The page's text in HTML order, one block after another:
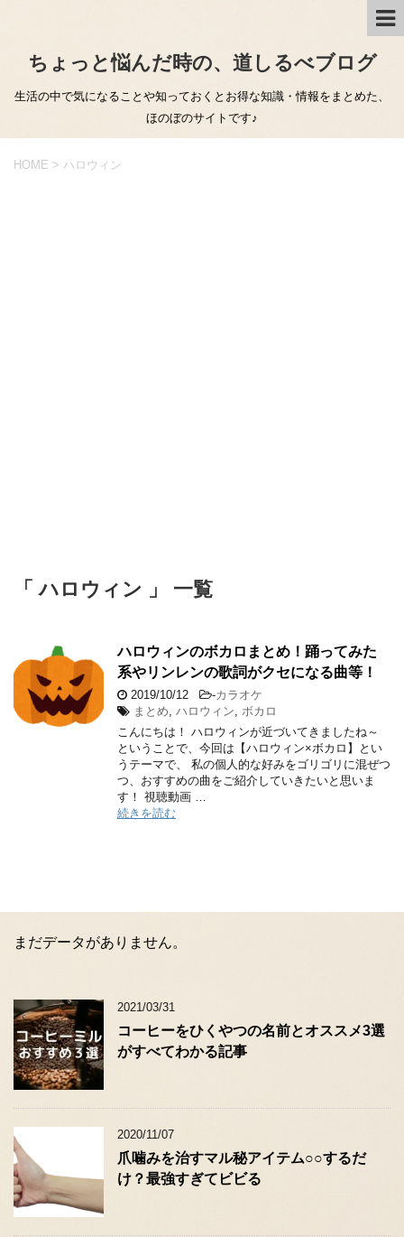
ちょっと悩んだ時の、道しるべブログ
生活の中で気になることや知っておくとお得な知識・情報をまとめた、
ほのぼのサイトです♪
HOME > ハロウィン
「 ハロウィン 」 一覧
ハロウィンのボカロまとめ！踊ってみた
系やリンレンの歌詞がクセになる曲等！
2019/10/12 -カラオケ
まとめ ハロウィン
ボカロ
こんにちは！ ハロウィンが近づいてきましたね～
ということで、今回は【ハロウィン×ボカロ】とい
うテーマで、 私の個人的な好みをゴリゴリに混ぜつ
つ、おすすめの曲をご紹介していきたいと思いま
す！ 視聴動画 …
続きを読む
まだデータがありません。
2021/03/31
コーヒーをひくやつの名前とオススメ3選
がすべてわかる記事
2020/11/07
爪噛みを治すマル秘アイテム○○するだ
け？最強すぎてビビる